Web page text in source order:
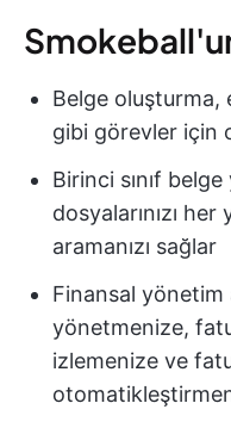
Belge oluşturma,
gibi görevler için
Birinci sınıf
dosyalarınızı
aramanızı sağlar
Finansal yönetim
yönetmenize,
izlemenize ve